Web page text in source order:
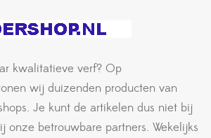
kwalitatieve verf? Op
wij duizenden producten van
Je kunt de artikelen dus niet bij
onze betrouwbare partners. Wekelijks